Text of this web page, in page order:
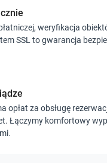
weryfikacja
SSL to gwarancja
opłat za obsługę
Łączymy komfortowy